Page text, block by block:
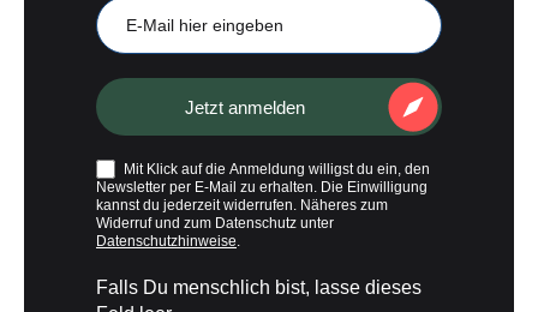
Mail
Jetzt anmelden
Mit Klick auf die Anmeldung willigst du ein, den
Newsletter per E-Mail zu erhalten. Die Einwilligung
kannst du jederzeit widerrufen. Näheres zum
Widerruf und zum Datenschutz unter
Datenschutzhinweise.
Falls Du menschlich bist, lasse dieses